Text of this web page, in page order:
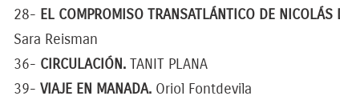
28- EL COMPROMISO TRANSATLÁNTICO DE NICOLÁS
Sara Reisman
36- CIRCULACIÓN. TANIT PLANA
39- VIAJE EN MANADA. Oriol Fontdevila